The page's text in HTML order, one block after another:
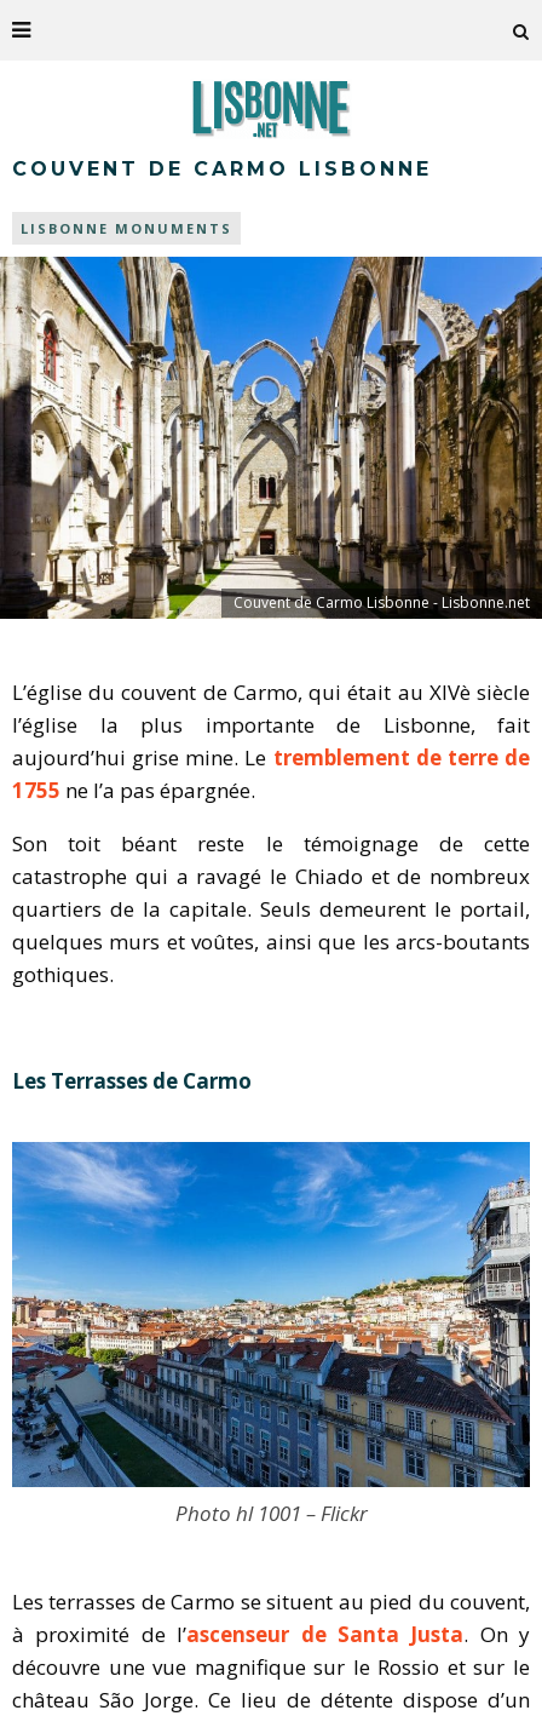
COUVENT DE CARMO LISBONNE
LISBONNE MONUMENTS
Couvent de Carmo Lisbonne - Lisbonne.net
L’église du couvent de Carmo, qui était au XIVè siècle
l’église la plus importante de Lisbonne, fait
aujourd’hui grise mine. Le tremblement de terre de
1755 ne l’a pas épargnée.
Son toit béant reste le témoignage de cette
catastrophe qui a ravagé le Chiado et de nombreux
quartiers de la capitale. Seuls demeurent le portail,
quelques murs et voûtes, ainsi que les arcs-boutants
gothiques.
Les Terrasses de Carmo
Photo hl 1001 – Flickr
Les terrasses de Carmo se situent au pied du couvent,
à proximité de l’ascenseur de Santa Justa. On y
découvre une vue magnifique sur le Rossio et sur le
château São Jorge. Ce lieu de détente dispose d’un